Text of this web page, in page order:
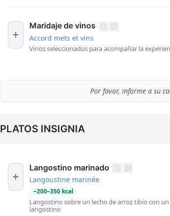
Maridaje de vinos
Accord mets et vins
Vinos seleccionados para acompañar la
Por favor, informe a su
PLATOS INSIGNIA
Langostino marinado
Langoustine marinée
~200–350 kcal
Langostino sobre un lecho de arroz tibio con
langostino